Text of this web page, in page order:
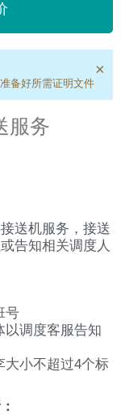
备好所需证明文件
×
服务
送机服务，接送
告知相关调度人
号
以调度客服告知
大小不超过4个标